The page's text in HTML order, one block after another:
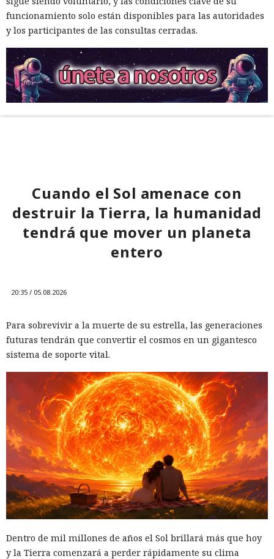
funcionamiento solo están disponibles para las autoridades
y los participantes de las consultas cerradas.
Cuando el Sol amenace con
destruir la Tierra, la humanidad
tendrá que mover un planeta
entero
20:35 / 05.08.2026
Para sobrevivir a la muerte de su estrella, las generaciones
futuras tendrán que convertir el cosmos en un gigantesco
sistema de soporte vital.
Dentro de mil millones de años el Sol brillará más que hoy
y la Tierra comenzará a perder rápidamente su clima